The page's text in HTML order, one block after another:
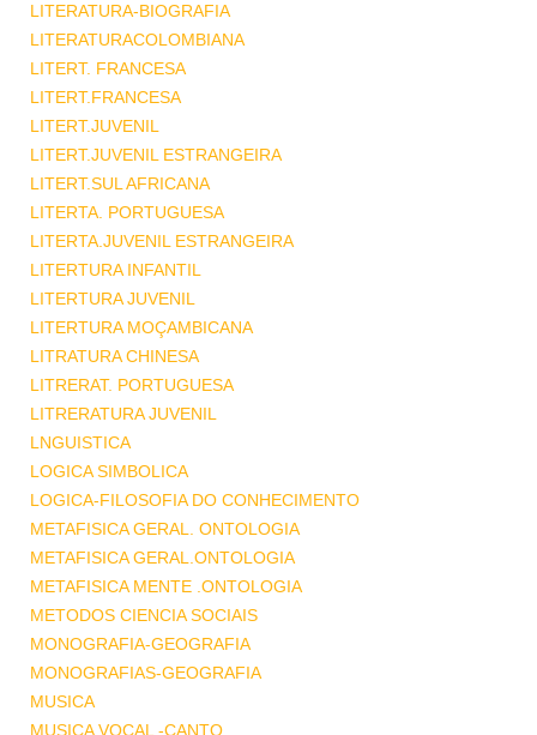
LITERATURA-BIOGRAFIA
LITERATURACOLOMBIANA
LITERT. FRANCESA
LITERT.FRANCESA
LITERT.JUVENIL
LITERT.JUVENIL ESTRANGEIRA
LITERT.SUL AFRICANA
LITERTA. PORTUGUESA
LITERTA.JUVENIL ESTRANGEIRA
LITERTURA INFANTIL
LITERTURA JUVENIL
LITERTURA MOÇAMBICANA
LITRATURA CHINESA
LITRERAT. PORTUGUESA
LITRERATURA JUVENIL
LNGUISTICA
LOGICA SIMBOLICA
LOGICA-FILOSOFIA DO CONHECIMENTO
METAFISICA GERAL. ONTOLOGIA
METAFISICA GERAL.ONTOLOGIA
METAFISICA MENTE .ONTOLOGIA
METODOS CIENCIA SOCIAIS
MONOGRAFIA-GEOGRAFIA
MONOGRAFIAS-GEOGRAFIA
MUSICA
MUSICA VOCAL -CANTO